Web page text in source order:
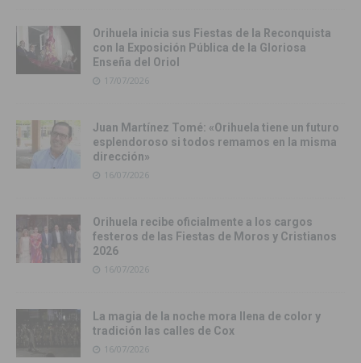
Orihuela inicia sus Fiestas de la Reconquista
con la Exposición Pública de la Gloriosa
Enseña del Oriol
17/07/2026
Juan Martínez Tomé: «Orihuela tiene un futuro
esplendoroso si todos remamos en la misma
dirección»
16/07/2026
Orihuela recibe oficialmente a los cargos
festeros de las Fiestas de Moros y Cristianos
2026
16/07/2026
La magia de la noche mora llena de color y
tradición las calles de Cox
16/07/2026